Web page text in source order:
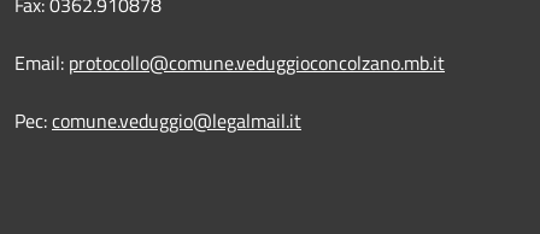
Email: protocollo@comune.veduggioconcolzano.mb.it
Pec:comune.veduggio@legalmail.it